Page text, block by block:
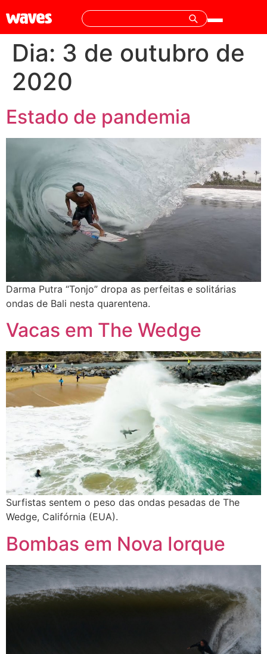
Dia: 3 de outubro de
2020
Estado de pandemia
Darma Putra “Tonjo” dropa as perfeitas e solitárias
ondas de Bali nesta quarentena.
Vacas em The Wedge
Surfistas sentem o peso das ondas pesadas de The
Wedge, Califórnia (EUA).
Bombas em Nova Iorque